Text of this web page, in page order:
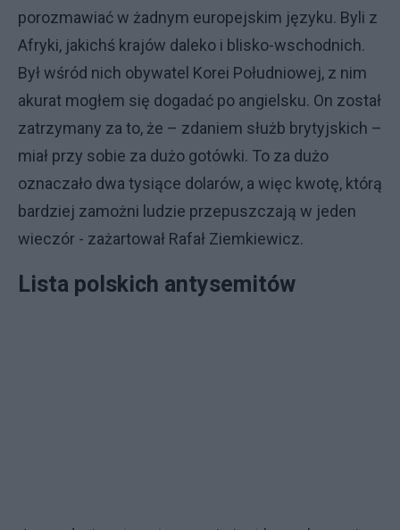
porozmawiać w żadnym europejskim języku. Byli z
Afryki, jakichś krajów daleko i blisko-wschodnich.
Był wśród nich obywatel Korei Południowej, z nim
akurat mogłem się dogadać po angielsku. On został
zatrzymany za to, że – zdaniem służb brytyjskich –
miał przy sobie za dużo gotówki. To za dużo
oznaczało dwa tysiące dolarów, a więc kwotę, którą
bardziej zamożni ludzie przepuszczają w jeden
wieczór - zażartował Rafał Ziemkiewicz.
Lista polskich antysemitów